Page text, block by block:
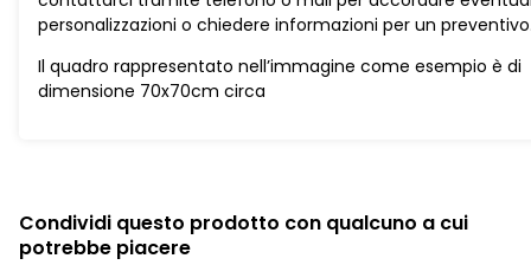
personalizzazioni o chiedere informazioni per un
Il quadro rappresentato nell’immagine come esempio è di
dimensione 70x70cm circa
Condividi questo prodotto con qualcuno a cui
potrebbe piacere